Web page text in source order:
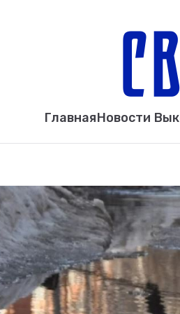
ГлавнаяНовости